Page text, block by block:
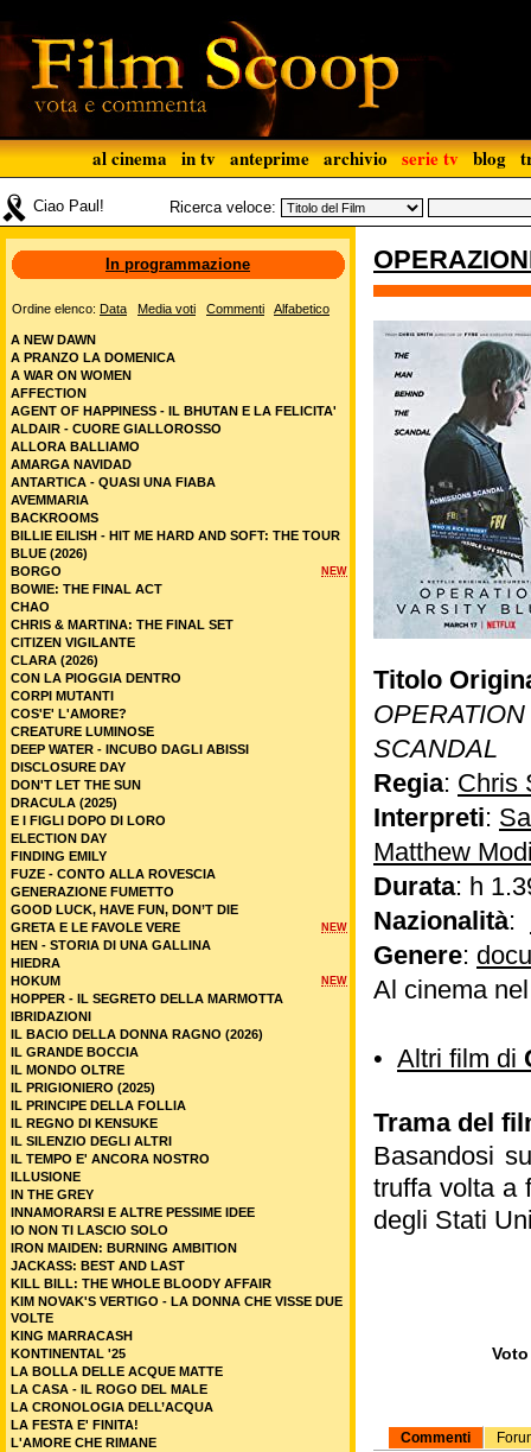
al cinema in tv anteprime archivio serie tv blog
Ciao Paul! Ricerca veloce:
Titolo
SCANDAL
Regia: Chris
Interpreti:
Matthew
Durata: h
Nazionalità:
Genere:
Al cinema
• Altri film di
Trama del
Basandosi
truffa volta a
degli Stati
Commenti
In programmazione
Ordine elenco: Data Media voti Commenti Alfabetico
A NEW DAWN
A PRANZO LA DOMENICA
A WAR ON WOMEN
AFFECTION
AGENT OF HAPPINESS - IL BHUTAN E LA FELICITA'
ALDAIR - CUORE GIALLOROSSO
ALLORA BALLIAMO
AMARGA NAVIDAD
ANTARTICA - QUASI UNA FIABA
AVEMMARIA
BACKROOMS
BILLIE EILISH - HIT ME HARD AND SOFT: THE TOUR
BLUE (2026)
NEW
BORGO
BOWIE: THE FINAL ACT
CHAO
CHRIS & MARTINA: THE FINAL SET
CITIZEN VIGILANTE
CLARA (2026)
CON LA PIOGGIA DENTRO
CORPI MUTANTI
COS'E' L'AMORE?
CREATURE LUMINOSE
DEEP WATER - INCUBO DAGLI ABISSI
DISCLOSURE DAY
DON'T LET THE SUN
DRACULA (2025)
E I FIGLI DOPO DI LORO
ELECTION DAY
FINDING EMILY
FUZE - CONTO ALLA ROVESCIA
GENERAZIONE FUMETTO
GOOD LUCK, HAVE FUN, DON’T DIE
NEW
GRETA E LE FAVOLE VERE
HEN - STORIA DI UNA GALLINA
HIEDRA
NEW
HOKUM
HOPPER - IL SEGRETO DELLA MARMOTTA
IBRIDAZIONI
IL BACIO DELLA DONNA RAGNO (2026)
IL GRANDE BOCCIA
IL MONDO OLTRE
IL PRIGIONIERO (2025)
IL PRINCIPE DELLA FOLLIA
IL REGNO DI KENSUKE
IL SILENZIO DEGLI ALTRI
IL TEMPO E' ANCORA NOSTRO
ILLUSIONE
IN THE GREY
INNAMORARSI E ALTRE PESSIME IDEE
IO NON TI LASCIO SOLO
IRON MAIDEN: BURNING AMBITION
JACKASS: BEST AND LAST
KILL BILL: THE WHOLE BLOODY AFFAIR
KIM NOVAK'S VERTIGO - LA DONNA CHE VISSE DUE
VOLTE
KING MARRACASH
KONTINENTAL '25
LA BOLLA DELLE ACQUE MATTE
LA CASA - IL ROGO DEL MALE
LA CRONOLOGIA DELL’ACQUA
LA FESTA E' FINITA!
L'AMORE CHE RIMANE